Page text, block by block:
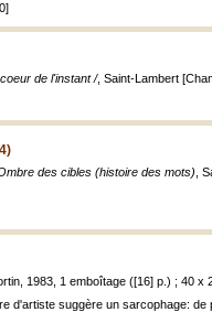
de l'instant /, Saint-Lambert
des cibles (histoire des mots) ,
1983, 1 emboîtage ([16] p.) ; 40 x
d'artiste suggère un sarcophage: